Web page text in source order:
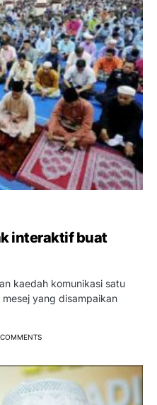
interaktif buat
kaedah komunikasi satu
yang disampaikan